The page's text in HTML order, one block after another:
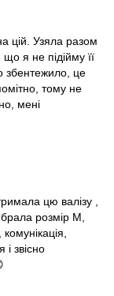
цій. Узяла разом
я не підійму її
це
тому не
мені
цю валізу ,
розмір М,
звісно